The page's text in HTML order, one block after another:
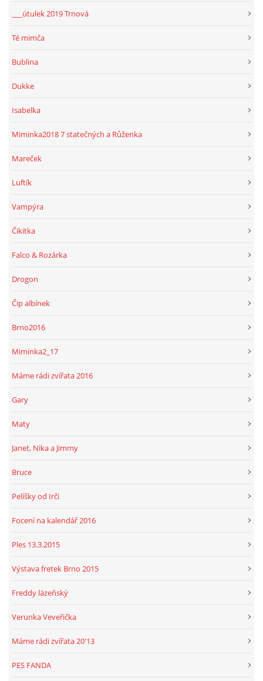
___útulek 2019 Trnová
Té mimča
Bublina
Dukke
Isabelka
Miminka2018 7 statečných a Růženka
Mareček
Luftík
Vampýra
Čikitka
Falco & Rozárka
Drogon
Čip albínek
Brno2016
Miminka2_17
Máme rádi zvířata 2016
Gary
Maty
Janet, Nika a Jimmy
Bruce
Pelíšky od Irči
Focení na kalendář 2016
Ples 13.3.2015
Výstava fretek Brno 2015
Freddy lázeňský
Verunka Veveřička
Máme rádi zvířata 20'13
PES FANDA